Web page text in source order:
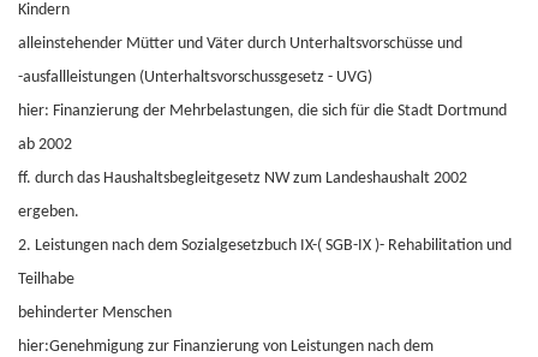
Kindern
alleinstehender Mütter und Väter durch Unterhaltsvorschüsse und
-ausfallleistungen (Unterhaltsvorschussgesetz - UVG)
hier: Finanzierung der Mehrbelastungen, die sich für die Stadt Dortmund
ab 2002
ff. durch das Haushaltsbegleitgesetz NW zum Landeshaushalt 2002
ergeben.
2. Leistungen nach dem Sozialgesetzbuch IX-( SGB-IX )- Rehabilitation und
Teilhabe
behinderter Menschen
hier:Genehmigung zur Finanzierung von Leistungen nach dem